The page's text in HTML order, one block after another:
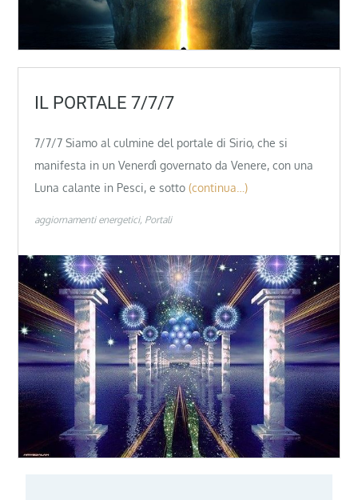
IL PORTALE 7/7/7
7/7/7 Siamo al culmine del portale di Sirio, che si
manifesta in un Venerdì governato da Venere, con una
Luna calante in Pesci, e sotto (continua…)
aggiornamenti energetici Portali